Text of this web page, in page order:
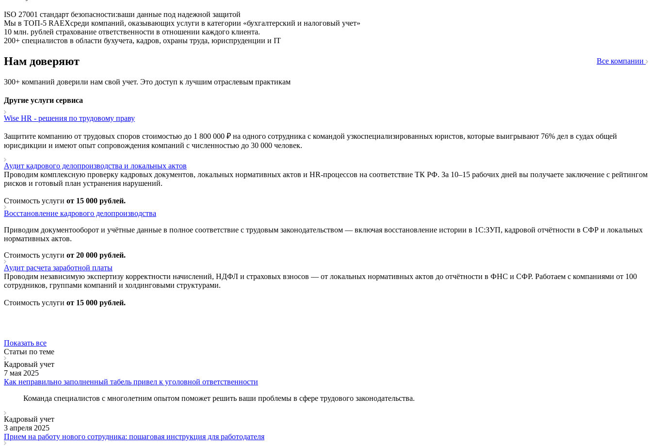
ISO 27001 стандарт безопасности:ваши данные под надежной защитой
Мы в ТОП-5 RAEXсреди компаний, оказывающих услуги в категории «бухгалтерский и налоговый учет»
10 млн. рублей страхование ответственности в отношении каждого клиента.
200+ специалистов в области бухучета, кадров, охраны труда, юриспруденции и IT
Нам доверяют Все компании
300+ компаний доверили нам свой учет. Это доступ к лучшим отраслевым практикам
Другие услуги сервиса
Wise HR - решения по трудовому праву
Защитите компанию от трудовых споров стоимостью до 1 800 000 ₽ на одного сотрудника с командой узкоспециализированных юристов, которые выигрывают 76% дел в судах общей
юрисдикции и имеют опыт сопровождения компаний с численностью до 30 000 человек.
Аудит кадрового делопроизводства и локальных актов
Проводим комплексную проверку кадровых документов, локальных нормативных актов и HR-процессов на соответствие ТК РФ. За 10–15 рабочих дней вы получаете заключение с рейтингом
рисков и готовый план устранения нарушений.
Стоимость услуги от 15 000 рублей.
Восстановление кадрового делопроизводства
Приводим документооборот и учётные данные в полное соответствие с трудовым законодательством — включая восстановление истории в 1С:ЗУП, кадровой отчётности в СФР и локальных
нормативных актов.
Стоимость услуги от 20 000 рублей.
Аудит расчета заработной платы
Проводим независимую экспертизу корректности начислений, НДФЛ и страховых взносов — от локальных нормативных актов до отчётности в ФНС и СФР. Работаем с компаниями от 100
сотрудников, группами компаний и холдинговыми структурами.
Стоимость услуги от 15 000 рублей.
Показать все
Статьи по теме
Кадровый учет
7 мая 2025
Как неправильно заполненный табель привел к уголовной ответственности
Команда специалистов с многолетним опытом поможет решить ваши проблемы в сфере трудового законодательства.
Кадровый учет
3 апреля 2025
Прием на работу нового сотрудника: пошаговая инструкция для работодателя